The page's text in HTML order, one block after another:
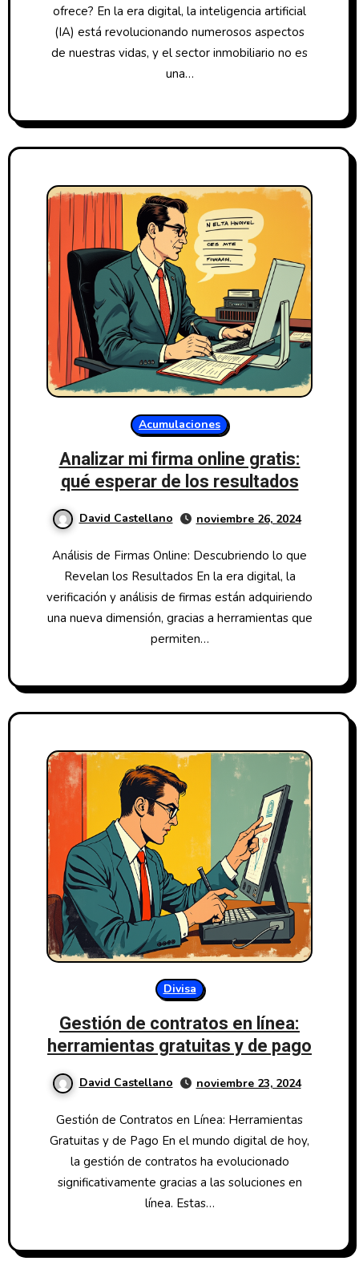
ofrece? En la era digital, la inteligencia artificial
(IA) está revolucionando numerosos aspectos
de nuestras vidas, y el sector inmobiliario no es
una…
Acumulaciones
Analizar mi firma online gratis:
qué esperar de los resultados
David Castellano noviembre 26, 2024
Análisis de Firmas Online: Descubriendo lo que
Revelan los Resultados En la era digital, la
verificación y análisis de firmas están adquiriendo
una nueva dimensión, gracias a herramientas que
permiten…
Divisa
Gestión de contratos en línea:
herramientas gratuitas y de pago
David Castellano noviembre 23, 2024
Gestión de Contratos en Línea: Herramientas
Gratuitas y de Pago En el mundo digital de hoy,
la gestión de contratos ha evolucionado
significativamente gracias a las soluciones en
línea. Estas…